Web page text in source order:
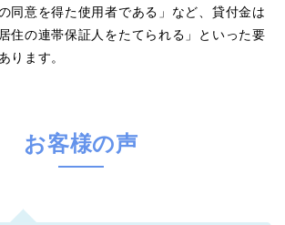
同意を得た使用者である」など、貸付金は
住の連帯保証人をたてられる」といった要
ります。
お客様の声